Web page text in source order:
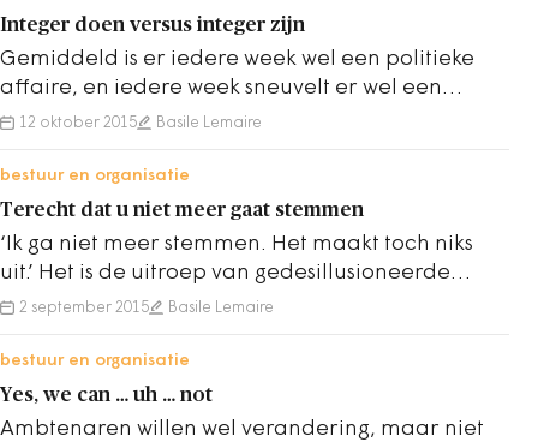
Integer doen versus integer zijn
Gemiddeld is er iedere week wel een politieke
affaire, en iedere week sneuvelt er wel een
wethouder op een integriteitskwestie. Dat…
12 oktober 2015 Basile Lemaire
bestuur en organisatie
Terecht dat u niet meer gaat stemmen
‘Ik ga niet meer stemmen. Het maakt toch niks
uit.’ Het is de uitroep van gedesillusioneerde
kiezers. Een korte analyse van de…
2 september 2015 Basile Lemaire
bestuur en organisatie
Yes, we can … uh … not
Ambtenaren willen wel verandering, maar niet